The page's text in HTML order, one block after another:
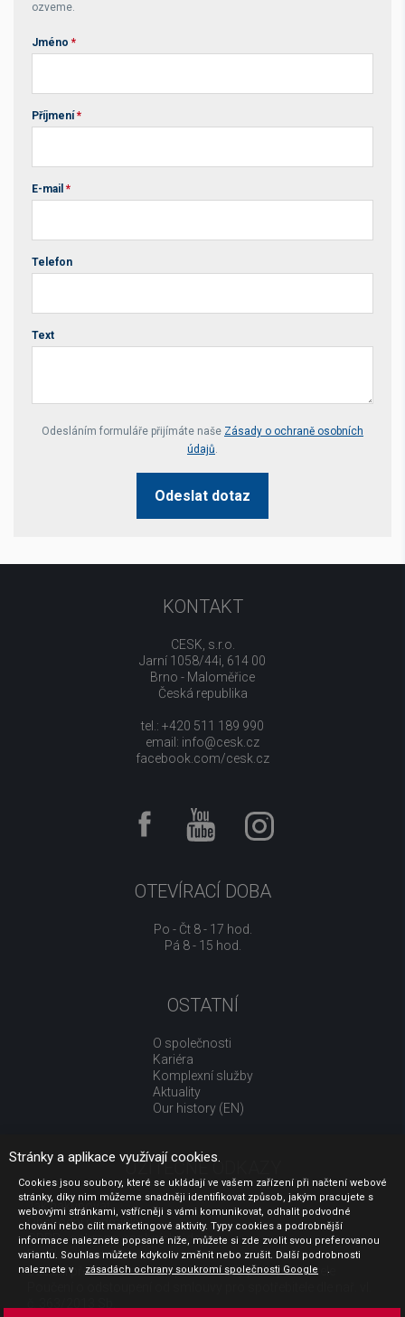
ozveme.
Jméno *
Příjmení *
E-mail *
Telefon
Text
Your website *
Odesláním formuláře přijímáte naše Zásady o ochraně osobních
údajů.
Odeslat dotaz
KONTAKT
CESK, s.r.o.
Jarní 1058/44i, 614 00
Brno - Maloměřice
Česká republika
tel.: +420 511 189 990
email: info@cesk.cz
facebook.com/cesk.cz
OTEVÍRACÍ DOBA
Po - Čt 8 - 17 hod.
Pá 8 - 15 hod.
OSTATNÍ
O společnosti
Kariéra
Komplexní služby
Aktuality
Our history (EN)
UŽITEČNÉ ODKAZY
Jak nakupovat
Obchodní podmínky
GDPR - ochrana osobních údajů
Profil zadavatele
Sdělení před uzavřením kupní smlouvy pro spotřebitele
Stránky a aplikace využívají cookies.
Cookies jsou soubory, které se ukládají ve vašem zařízení při načtení webové
stránky, díky nim můžeme snadněji identifikovat způsob, jakým pracujete s
webovými stránkami, vstřícněji s vámi komunikovat, odhalit podvodné
chování nebo cílit marketingové aktivity. Typy cookies a podrobnější
informace naleznete popsané níže, můžete si zde zvolit svou preferovanou
variantu. Souhlas můžete kdykoliv změnit nebo zrušit. Další podrobnosti
naleznete v
zásadách ochrany soukromí společnosti Google .